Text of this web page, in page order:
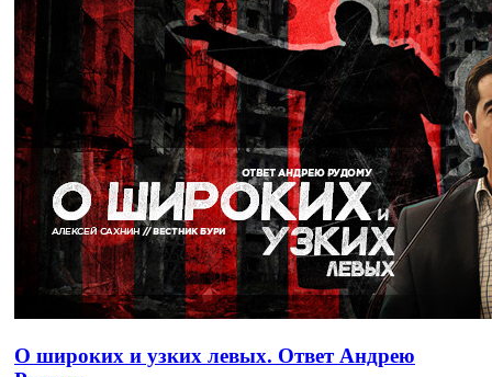
О широких и узких левых. Ответ Андрею